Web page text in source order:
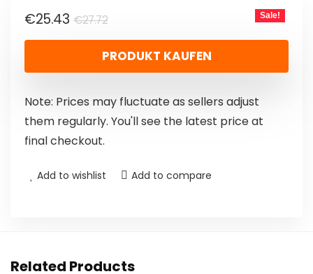
€27.72
€25.43 Sale!
PRODUKT KAUFEN
Note: Prices may fluctuate as sellers adjust
them regularly. You'll see the latest price at
final checkout.
Add to wishlist Add to compare
Related Products